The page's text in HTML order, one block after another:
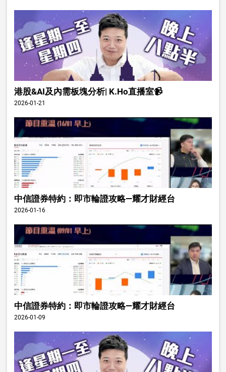
港股&AI及內需板塊分析| K.Ho直播室📹
2026-01-21
中信證券特約：即市輪證攻略—耀才財經台
2026-01-16
中信證券特約：即市輪證攻略—耀才財經台
2026-01-09